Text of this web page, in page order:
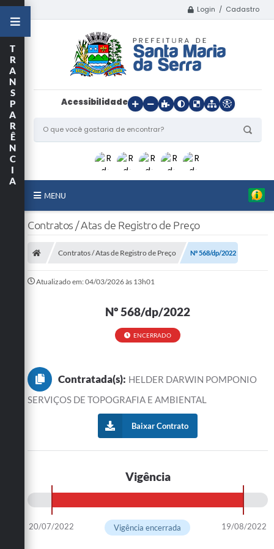
Login / Cadastro
Acessibilidade
MENU
Início
Legislação
Editais
T
R
A
N
S
P
A
R
Ê
N
C
I
A
Contratos / Atas de Registro de Preço
Contratos / Atas de Registro de Preço Nº 568/dp/2022
Atualizado em: 04/03/2026 às 13h01
Nº 568/dp/2022
ENCERRADO
Contratada(s): HELDER DARWIN POMPONIO
SERVIÇOS DE TOPOGRAFIA E AMBIENTAL
Baixar Contrato
Vigência
20/07/2022 19/08/2022
Vigência encerrada